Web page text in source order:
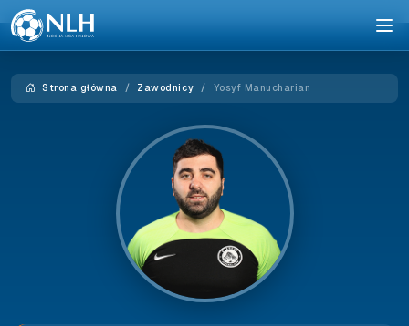
Strona główna Zawodnicy Yosyf Manucharian